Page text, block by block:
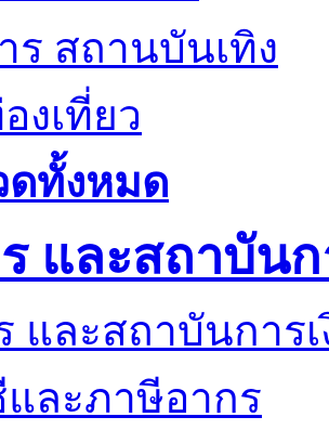
ร สถานบันเทิง
งเที่ยว
ดทั้งหมด
และสถาบันก
ละภาษีอากร